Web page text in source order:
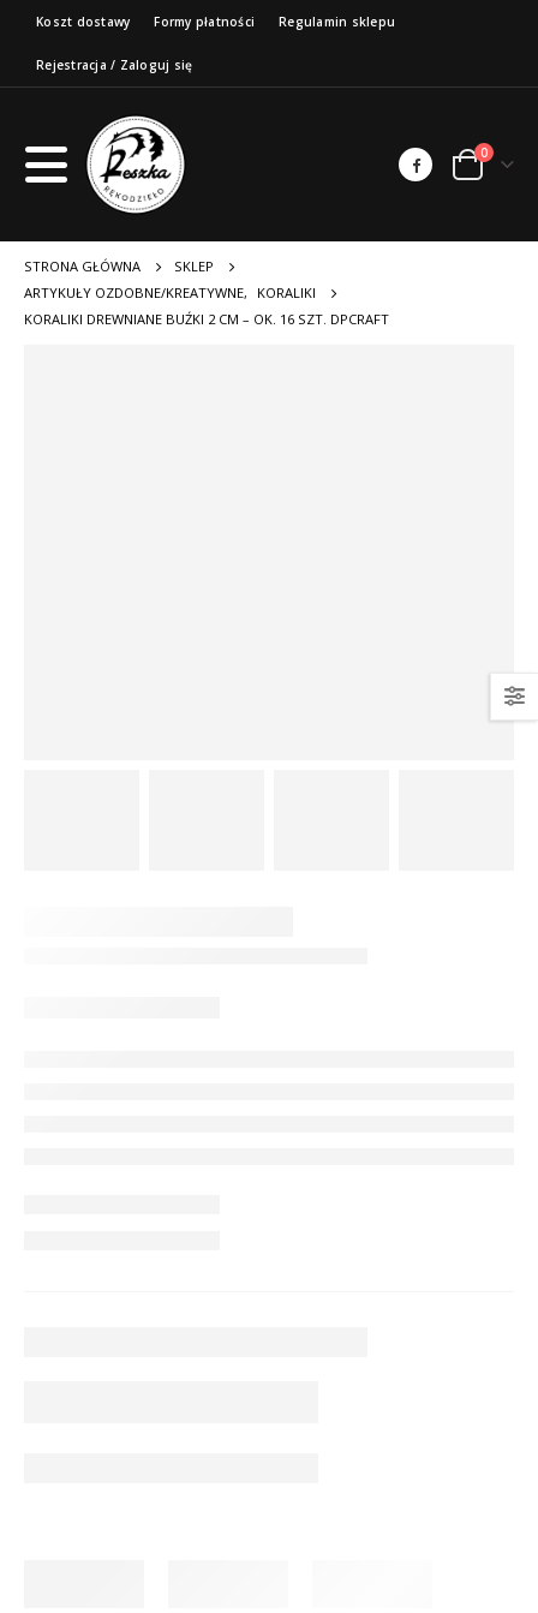
Koszt dostawy Formy płatności Regulamin sklepu
Rejestracja / Zaloguj się
0
STRONA GŁÓWNA
SKLEP
ARTYKUŁY OZDOBNE/KREATYWNE,
KORALIKI
KORALIKI DREWNIANE BUŹKI 2 CM – OK. 16 SZT. DPCRAFT